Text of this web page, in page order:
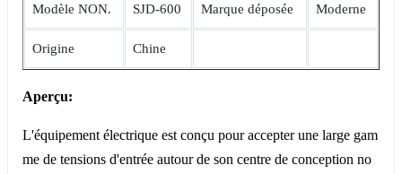
Modèle NON. SJD-600 Marque déposée Moderne
Origine Chine
Aperçu:
L'équipement électrique est conçu pour accepter une large gam
me de tensions d'entrée autour de son centre de conception no